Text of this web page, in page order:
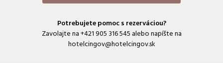
Potrebujete pomoc s rezerváciou?
Zavolajte na+421 905 316 545 alebo napíšte na
hotelcingov@hotelcingov.sk